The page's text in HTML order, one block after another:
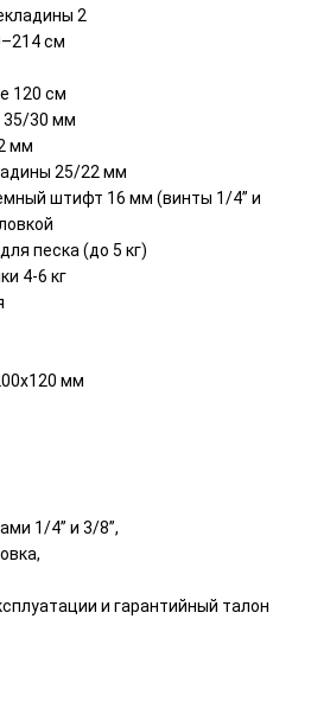
2
см
120 см
35/30 мм
мм
25/22 мм
штифт 16 мм (винты 1/4” и
песка (до 5 кг)
4-6 кг
мм
1/4” и 3/8”,
и гарантийный талон